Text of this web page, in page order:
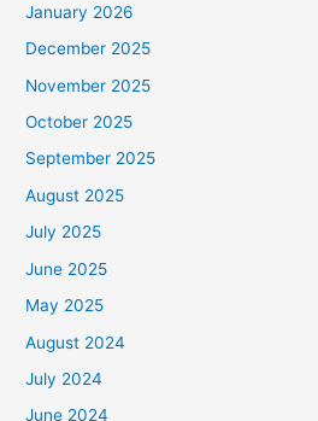
January 2026
December 2025
November 2025
October 2025
September 2025
August 2025
July 2025
June 2025
May 2025
August 2024
July 2024
June 2024